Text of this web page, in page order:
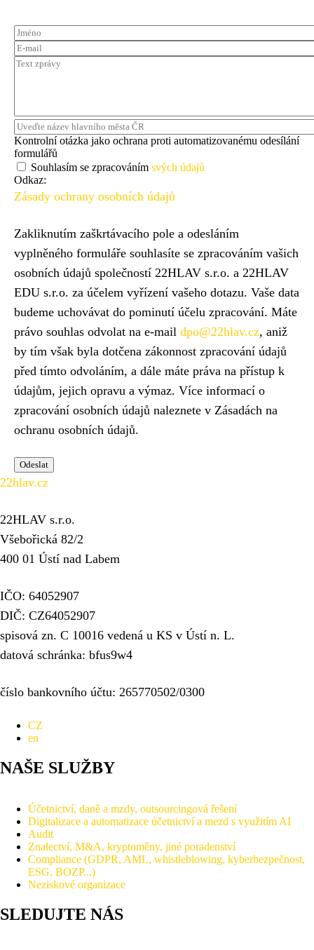
Jméno
E-
mail
Text
Uveďte
název
hlavního
města
ČR
Kontrolní otázka jako ochrana proti automatizovanému odesílání
formulářů
Souhlasím se zpracováním svých údajů
Odkaz:
Zásady ochrany osobních údajů
Zakliknutím zaškrtávacího pole a odesláním
vyplněného formuláře souhlasíte se zpracováním vašich
osobních údajů společností 22HLAV s.r.o. a 22HLAV
EDU s.r.o. za účelem vyřízení vašeho dotazu. Vaše data
budeme uchovávat do pominutí účelu zpracování. Máte
právo souhlas odvolat na e-mail dpo@22hlav.cz, aniž
by tím však byla dotčena zákonnost zpracování údajů
před tímto odvoláním, a dále máte práva na přístup k
údajům, jejich opravu a výmaz. Více informací o
zpracování osobních údajů naleznete v Zásadách na
ochranu osobních údajů.
22hlav.cz
22HLAV s.r.o.
Všebořická 82/2
400 01 Ústí nad Labem
IČO: 64052907
DIČ: CZ64052907
spisová zn. C 10016 vedená u KS v Ústí n. L.
datová schránka: bfus9w4
číslo bankovního účtu: 265770502/0300
CZ
en
NAŠE SLUŽBY
Účetnictví, daně a mzdy, outsourcingová řešení
Digitalizace a automatizace účetnictví a mezd s využitím AI
Audit
Znalectví, M&A, kryptoměny, jiné poradenství
Compliance (GDPR, AML, whistleblowing, kyberbezpečnost,
ESG, BOZP...)
Neziskové organizace
SLEDUJTE NÁS